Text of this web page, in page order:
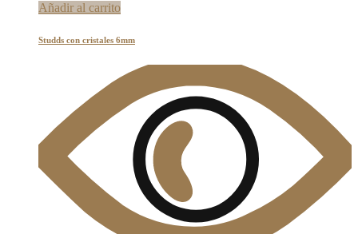
Añadir al carrito
Studds con cristales 6mm